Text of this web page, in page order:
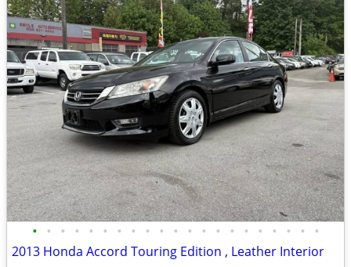
• • • • • • • • • • • • • • • • • • • • •
2013 Honda Accord Touring Edition , Leather Interior